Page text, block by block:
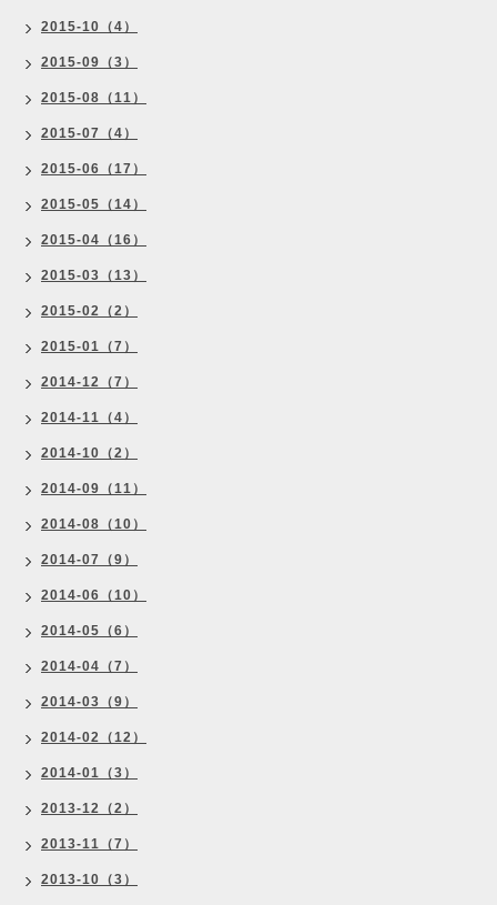
2015-10（4）
2015-09（3）
2015-08（11）
2015-07（4）
2015-06（17）
2015-05（14）
2015-04（16）
2015-03（13）
2015-02（2）
2015-01（7）
2014-12（7）
2014-11（4）
2014-10（2）
2014-09（11）
2014-08（10）
2014-07（9）
2014-06（10）
2014-05（6）
2014-04（7）
2014-03（9）
2014-02（12）
2014-01（3）
2013-12（2）
2013-11（7）
2013-10（3）